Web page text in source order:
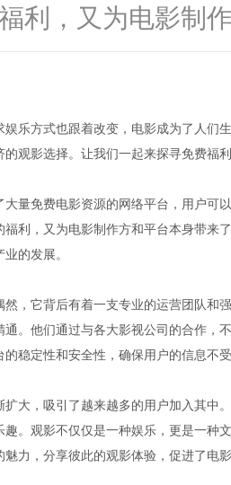
利，又为电影制
乐方式也跟着改变，电影成为了人们
观影选择。让我们一起来探寻免费福
量免费电影资源的网络平台，用户可
利，又为电影制作方和平台本身带来
的发展。
，它背后有着一支专业的运营团队和
。他们通过与各大影视公司的合作，
稳定性和安全性，确保用户的信息不
大，吸引了越来越多的用户加入其中
。观影不仅仅是一种娱乐，更是一种
力，分享彼此的观影体验，促进了电